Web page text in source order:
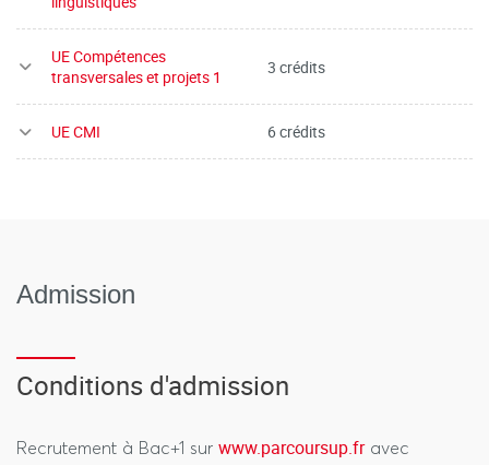
UE Compétences
transversales et projets 1
3 crédits
UE CMI 6 crédits
Admission
Conditions d'admission
Recrutement à Bac+1 sur www.parcoursup.fravec